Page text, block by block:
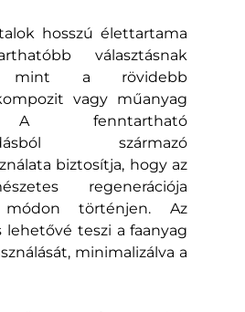
hosszú élettartama
választásnak
mint a rövidebb
vagy műanyag
A fenntartható
származó
biztosítja, hogy az
regenerációja
módon történjen. Az
lehetővé teszi a faanyag
minimalizálva a